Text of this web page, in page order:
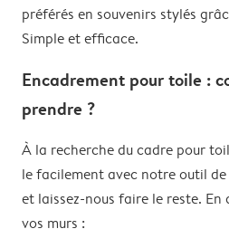
préférés en souvenirs stylés
Simple et efficace.
Encadrement pour toile :
prendre ?
À la recherche du cadre pour
le facilement avec notre outil
et laissez-nous faire le reste. En
vos murs :